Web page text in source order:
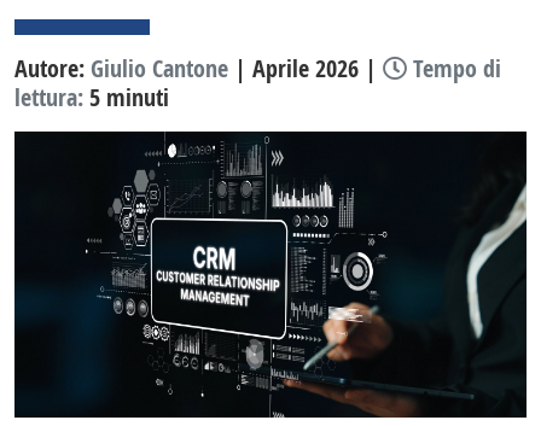
Autore: Giulio Cantone | Aprile 2026 |
Tempo di
lettura:5 minuti